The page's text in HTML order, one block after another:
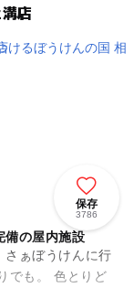
店
保存
3786
備の屋内施設
さぁぼうけんに行
でも。 色とりど